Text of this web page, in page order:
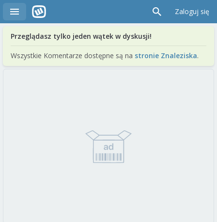
Zaloguj się
Przeglądasz tylko jeden wątek w dyskusji!
Wszystkie Komentarze dostępne są na stronie Znaleziska.